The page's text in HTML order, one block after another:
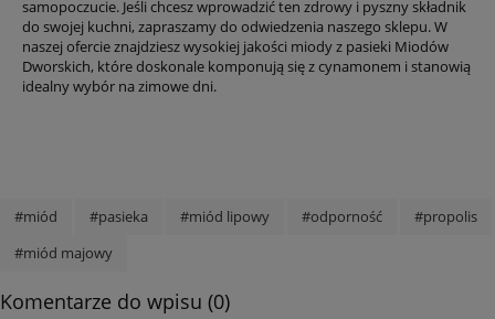
samopoczucie. Jeśli chcesz wprowadzić ten zdrowy i pyszny składnik
do swojej kuchni, zapraszamy do odwiedzenia naszego sklepu. W
naszej ofercie znajdziesz wysokiej jakości miody z pasieki Miodów
Dworskich, które doskonale komponują się z cynamonem i stanowią
idealny wybór na zimowe dni.
#miód #pasieka #miód lipowy #odporność
#propolis
#miód majowy
Komentarze do wpisu (0)